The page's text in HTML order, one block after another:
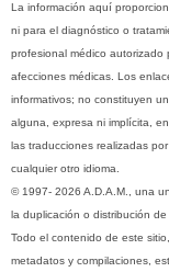
La información aquí
ni para el diagnóstico o
profesional médico
afecciones médicas. Los
informativos; no constituyen
alguna, expresa ni implícita,
las traducciones realizadas
cualquier otro idioma.
© 1997- 2026 A.D.A.M., una
la duplicación o distribución
Todo el contenido de este
metadatos y compilaciones,